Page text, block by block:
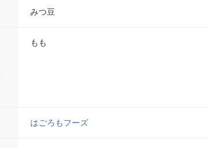
みつ豆
もも
はごろもフーズ